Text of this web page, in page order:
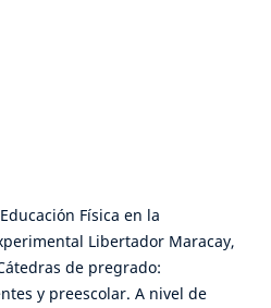
Física en la
Libertador Maracay,
de pregrado:
y preescolar. A nivel de